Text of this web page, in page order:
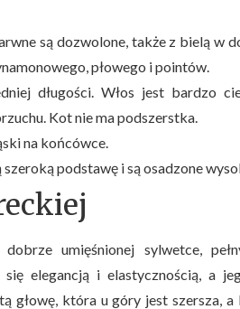
są dozwolone, także z bielą w
płowego i pointów.
długości. Włos jest bardzo
Kot nie ma podszerstka.
na końcówce.
podstawę i są osadzone
umięśnionej sylwetce,
elegancją i elastycznością, a
głowę, która u góry jest szersza,